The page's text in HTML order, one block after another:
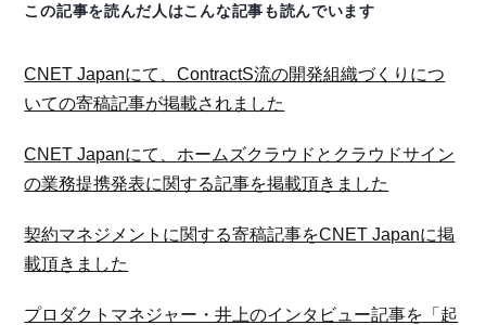
この記事を読んだ人はこんな記事も読んでいます
CNET Japanにて、ContractS流の開発組織づくりにつ
いての寄稿記事が掲載されました
CNET Japanにて、ホームズクラウドとクラウドサイン
の業務提携発表に関する記事を掲載頂きました
契約マネジメントに関する寄稿記事をCNET Japanに掲
載頂きました
プロダクトマネジャー・井上のインタビュー記事を「起